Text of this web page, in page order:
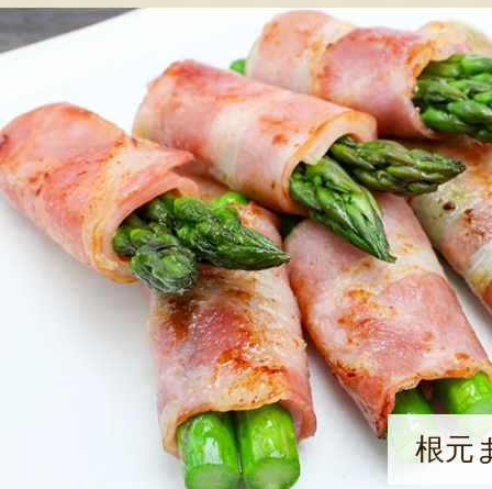
た。2020年からは、所長として、地
「農福連携」の取り組みをスタート
支援施設の利用者はサポートされる
が、私たちの場合は農家をサポート
も貢献できているんですよ。だから
も非常にやりがいを感じますね」と
根元